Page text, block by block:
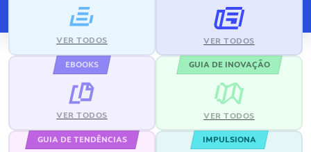
VER TODOS VER TODOS
EBOOKS
VER TODOS
GUIA DE INOVAÇÃO
VER TODOS
GUIA DE TENDÊNCIAS IMPULSIONA